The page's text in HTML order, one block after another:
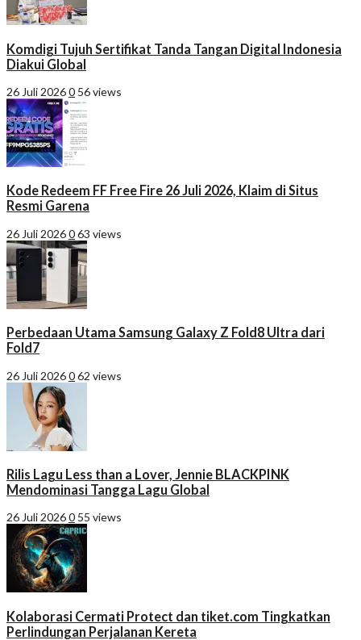
Komdigi Tujuh Sertifikat Tanda Tangan Digital Indonesia
Diakui Global
26 Juli 20260 56 views
Kode Redeem FF Free Fire 26 Juli 2026, Klaim di Situs
Resmi Garena
26 Juli 2026063 views
Perbedaan Utama Samsung Galaxy Z Fold8 Ultra dari
Fold7
26 Juli 2026062 views
Rilis Lagu Less than a Lover, Jennie BLACKPINK
Mendominasi Tangga Lagu Global
26 Juli 20260 55 views
Kolaborasi Cermati Protect dan tiket.com Tingkatkan
Perlindungan Perjalanan Kereta